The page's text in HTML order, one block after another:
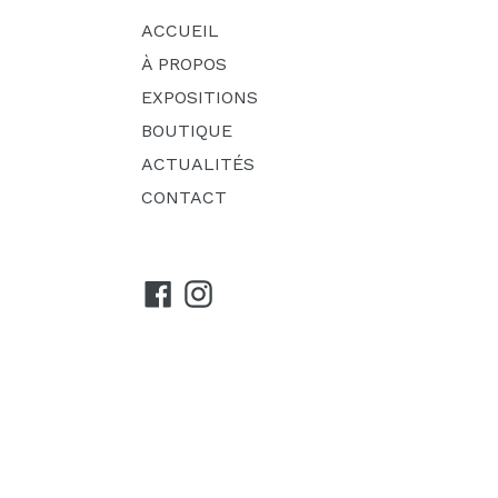
ACCUEIL
À PROPOS
EXPOSITIONS
BOUTIQUE
ACTUALITÉS
CONTACT
FacebookInstagram